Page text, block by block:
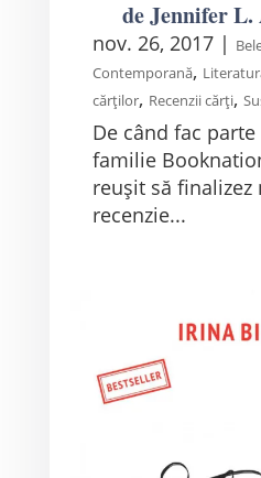
de Jennifer
nov. 26, 2017|
Contemporană,
cărților, Recenzii cărți,
De când fac
familie
reușit să finalizez
recenzie...